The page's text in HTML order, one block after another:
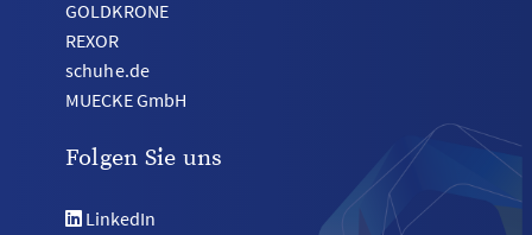
GOLDKRONE
REXOR
schuhe.de
MUECKE GmbH
Folgen Sie uns
LinkedIn